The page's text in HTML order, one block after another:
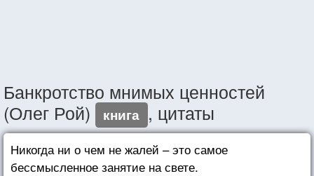
Банкротство мнимых ценностей
(Олег Рой)
книга , цитаты
Никогда ни о чем не жалей – это самое
бессмысленное занятие на свете.